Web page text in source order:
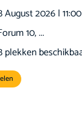
August 2026 | 11:00
10, ...
plekken